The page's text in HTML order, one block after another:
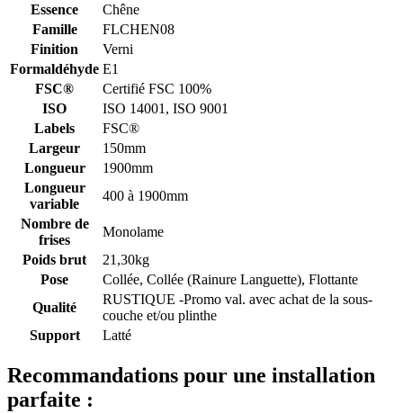
Essence
Chêne
Famille
FLCHEN08
Finition
Verni
Formaldéhyde E1
FSC®
Certifié FSC 100%
ISO
ISO 14001, ISO 9001
Labels
FSC®
Largeur
150mm
Longueur
1900mm
Longueur
variable
400 à 1900mm
Nombre de
frises
Monolame
Poids brut
21,30kg
Pose
Collée, Collée (Rainure Languette), Flottante
Qualité
RUSTIQUE -Promo val. avec achat de la sous-
couche et/ou plinthe
Support
Latté
Recommandations pour une installation
parfaite :